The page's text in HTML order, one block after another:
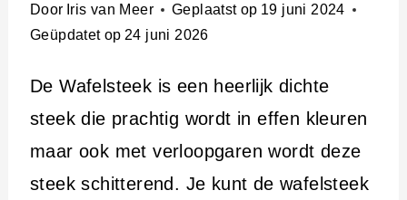
Door Iris van Meer Geplaatst op 19 juni 2024
Geüpdatet op 24 juni 2026
De Wafelsteek is een heerlijk dichte
steek die prachtig wordt in effen kleuren
maar ook met verloopgaren wordt deze
steek schitterend. Je kunt de wafelsteek